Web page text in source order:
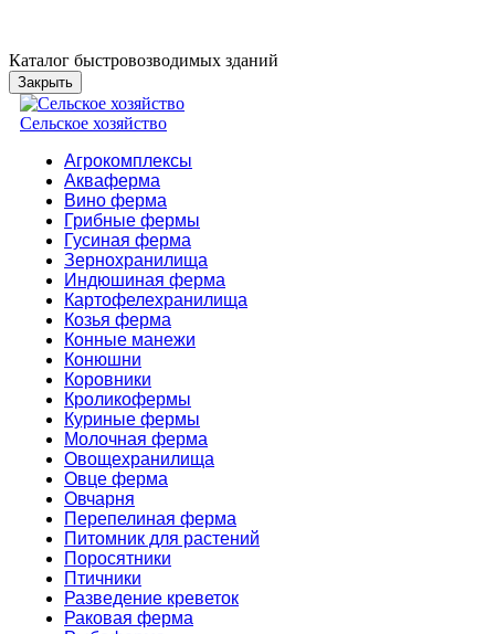
Каталог быстровозводимых зданий
Закрыть
Сельское хозяйство
Агрокомплексы
Акваферма
Вино ферма
Грибные фермы
Гусиная ферма
Зернохранилища
Индюшиная ферма
Картофелехранилища
Козья ферма
Конные манежи
Конюшни
Коровники
Кроликофермы
Куриные фермы
Молочная ферма
Овощехранилища
Овце ферма
Овчарня
Перепелиная ферма
Питомник для растений
Поросятники
Птичники
Разведение креветок
Раковая ферма